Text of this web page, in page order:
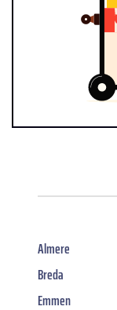
Almere
Breda
Emmen